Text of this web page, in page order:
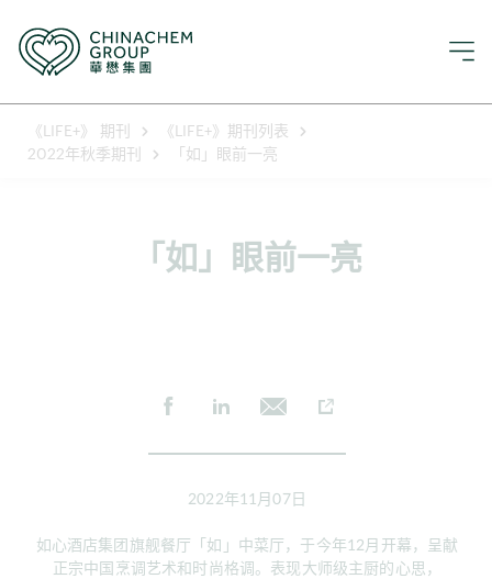
《LIFE+》 期刊
《LIFE+》期刊列表
2022年秋季期刊
「如」眼前一亮
「如」眼前一亮
2022年11月07日
如心酒店集团旗舰餐厅「如」中菜厅，于今年12月开幕，呈献
正宗中国烹调艺术和时尚格调。表现大师级主厨的心思，